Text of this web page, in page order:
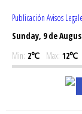
Publicación Avisos
Sunday, 9 de
Min: 2℃ Max: 12℃